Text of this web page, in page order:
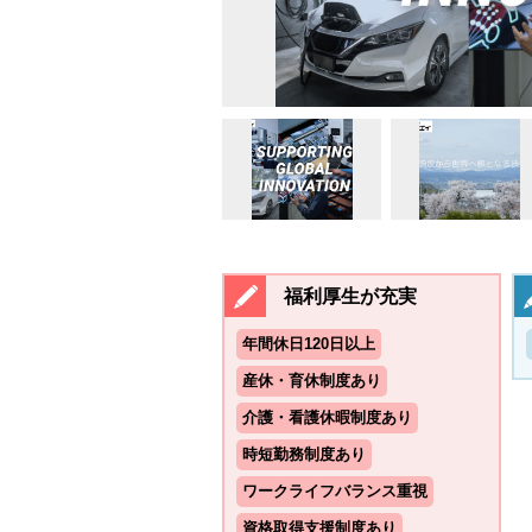
福利厚生が充実
年間休日120日以上
産休・育休制度あり
介護・看護休暇制度あり
時短勤務制度あり
ワークライフバランス重視
資格取得支援制度あり